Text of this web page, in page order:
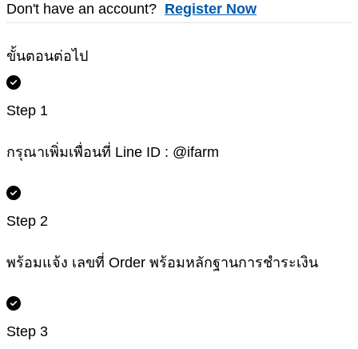
Don't have an account? Register Now
ขั้นตอนต่อไป
Step 1
กรุณาเพิ่มเพื่อนที่ Line ID : @ifarm
Step 2
พร้อมแจ้ง เลขที่ Order พร้อมหลักฐานการชำระเงิน
Step 3